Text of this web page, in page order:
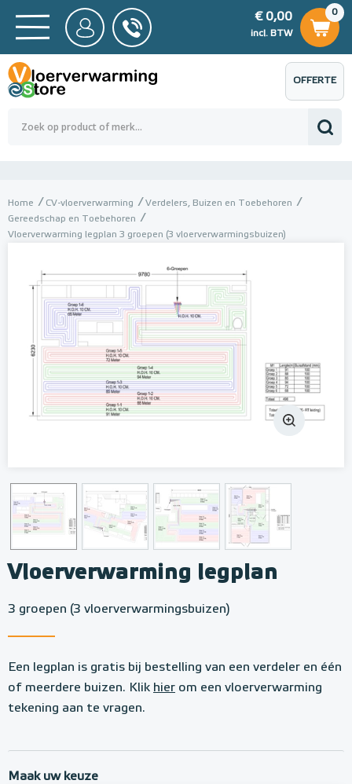
BTW
0,00
0
€ 0,00
incl. BTW
€ 0,00
OFFERTE
AANVRAGEN
Home CV-vloerverwarming
Verdelers, Buizen en Toebehoren
Gereedschap en Toebehoren
Vloerverwarming legplan 3 groepen (3 vloerverwarmingsbuizen)
Vloerverwarming legplan
3 groepen (3 vloerverwarmingsbuizen)
Een legplan is gratis bij bestelling van een verdeler en één
of meerdere buizen. Klik hier om een vloerverwarming
tekening aan te vragen.
Maak uw keuze